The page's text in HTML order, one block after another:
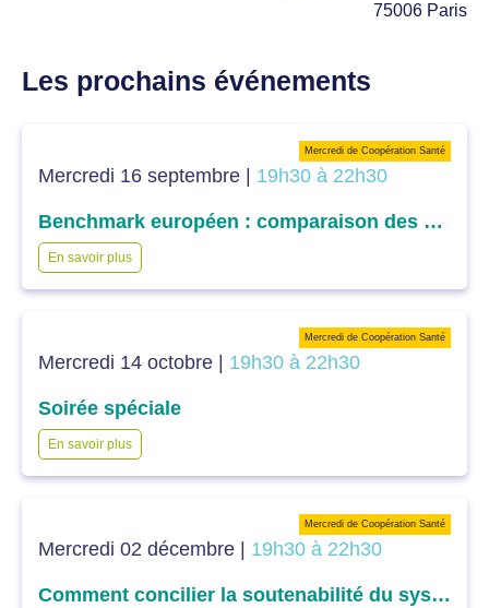
75006 Paris
Les prochains événements
Mercredi 16 septembre | 19h30 à 22h30
Mercredi de Coopération Santé
Benchmark européen : comparaison des différents systèmes de santé européens dans l’accès aux soins
En savoir plus
Mercredi 14 octobre | 19h30 à 22h30
Mercredi de Coopération Santé
Soirée spéciale
En savoir plus
Mercredi 02 décembre | 19h30 à 22h30
Mercredi de Coopération Santé
Comment concilier la soutenabilité du système et l’efficience des dépenses dans l’accès aux soins : la question du financement ?